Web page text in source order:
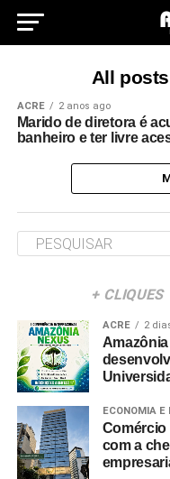
All
ACRE 2 anos ago
Marido de diretora é
banheiro e ter livre
+ CLIQUES
ACRE 2
ECONOMIA E
Comércio
com a